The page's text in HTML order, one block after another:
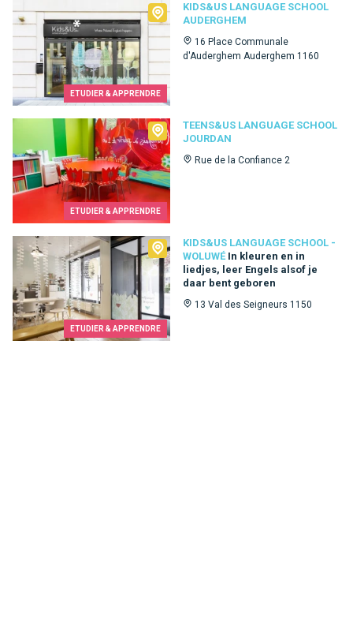
ETUDIER & APPRENDRE
KIDS&US LANGUAGE SCHOOL
AUDERGHEM
16 Place Communale
d'Auderghem Auderghem 1160
Kids&Us language school Auderghem
ETUDIER & APPRENDRE
TEENS&US LANGUAGE SCHOOL
JOURDAN
Rue de la Confiance 2
Teens&Us language school Jourdan
ETUDIER & APPRENDRE
KIDS&US LANGUAGE SCHOOL -
WOLUWÉ In kleuren en in
liedjes, leer Engels alsof je
daar bent geboren
13 Val des Seigneurs 1150
Kids&Us language school - Woluwé